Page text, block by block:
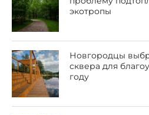
экотропы
Новгородцы
сквера для
году